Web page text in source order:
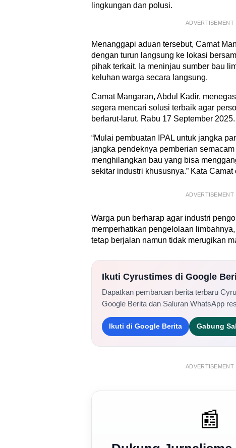
lingkungan dan polusi.
ADVERTISEMENT
Menanggapi aduan tersebut, Camat
dengan turun langsung ke lokasi
pihak terkait. Ia meninjau sumber bau
keluhan warga secara langsung.
Camat Mangaran, Abdul Kadir,
segera mencari solusi terbaik agar
berlarut-larut. Rabu 17 September 2025.
“Mulai pembuatan IPAL untuk jangka
jangka pendeknya pemberian
menghilangkan bau yang bisa
sekitar industri khususnya.” Kata
ADVERTISEMENT
Warga pun berharap agar industri
memperhatikan pengelolaan
tetap berjalan namun tidak merugikan
Ikuti Cyrustimes di Google
Dapatkan pembaruan berita terbaru
Google Berita dan Saluran WhatsApp
Ikuti di Google Berita Gabung
ADVERTISEMENT
📰